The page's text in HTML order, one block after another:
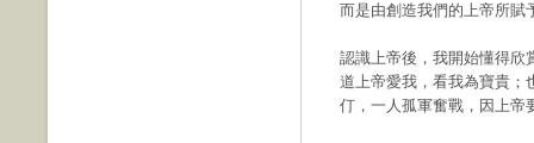
而是由創造我們的上帝所賦
認識上帝後，我開始懂得欣
道上帝愛我，看我為寶貴；
仃，一人孤軍奮戰，因上帝